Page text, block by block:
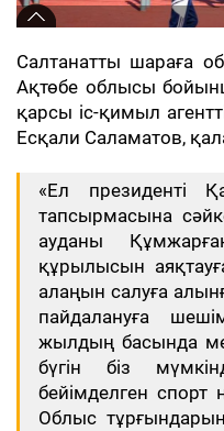
Салтанатты шараға
Ақтөбе облысы
қарсы іс-қимыл
Есқали Саламатов,
«Ел президенті
тапсырмасына
ауданы
құрылысын
алаңын салуға
пайдалануға
жылдың басында
бүгін біз
бейімделген
Облыс